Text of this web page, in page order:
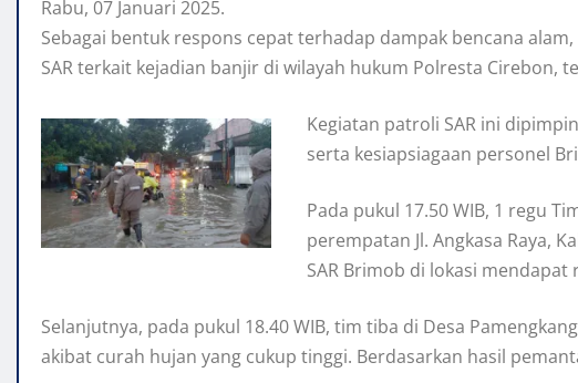
Rabu, 07 Januari 2025.
Sebagai bentuk respons cepat terhadap dampak bencana
SAR terkait kejadian banjir di wilayah hukum Polresta Cirebon,
Kegiatan patroli SAR ini
serta kesiapsiagaan personel
Pada pukul 17.50 WIB, 1 regu
perempatan Jl. Angkasa Raya,
SAR Brimob di lokasi
Selanjutnya, pada pukul 18.40 WIB, tim tiba di Desa
akibat curah hujan yang cukup tinggi. Berdasarkan hasil